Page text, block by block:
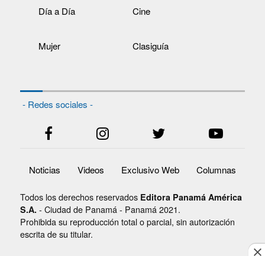
Día a Día Cine
Mujer Clasiguía
- Redes sociales -
Noticias Videos Exclusivo Web Columnas
Todos los derechos reservados Editora Panamá América
S.A. - Ciudad de Panamá - Panamá 2021.
Prohibida su reproducción total o parcial, sin autorización
escrita de su titular.